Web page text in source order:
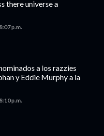
there universe a
p.m.
a los razzies
y Eddie Murphy a la
p.m.